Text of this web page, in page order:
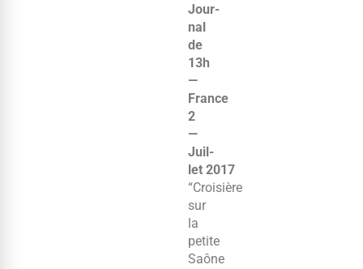
Jour­
nal
de
13h
—
France
2
—
Juil­
let 2017
“Croisière
sur
la
petite
Saône